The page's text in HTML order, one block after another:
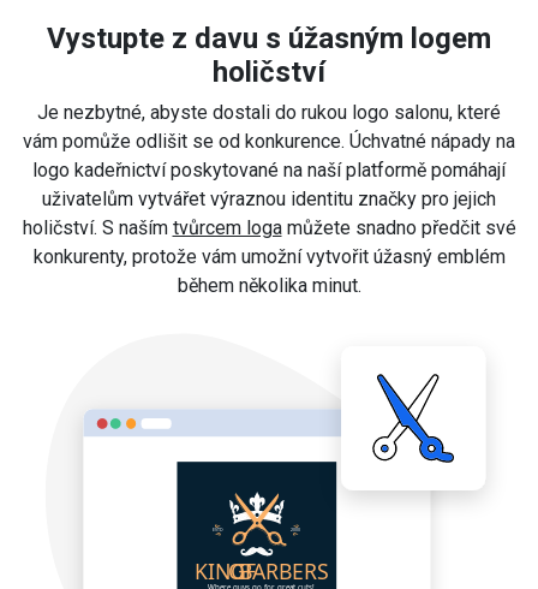
Vystupte z davu s úžasným logem
holičství
Je nezbytné, abyste dostali do rukou logo salonu, které
vám pomůže odlišit se od konkurence. Úchvatné nápady na
logo kadeřnictví poskytované na naší platformě pomáhají
uživatelům vytvářet výraznou identitu značky pro jejich
holičství. S naším tvůrcem logamůžete snadno předčit své
konkurenty, protože vám umožní vytvořit úžasný emblém
během několika minut.